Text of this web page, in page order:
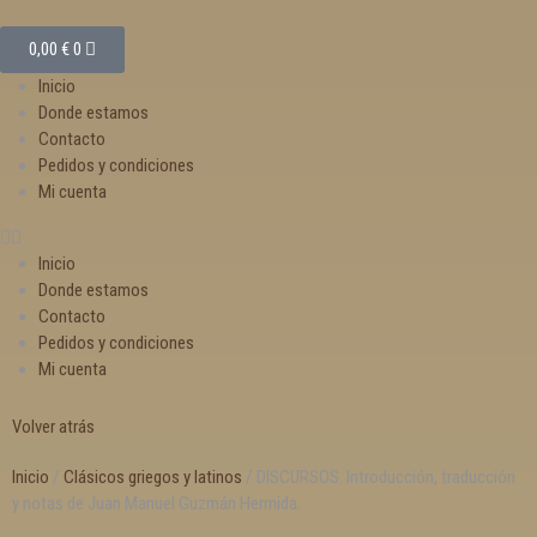
0,00 €0
Inicio
Donde estamos
Contacto
Pedidos y condiciones
Mi cuenta
Inicio
Donde estamos
Contacto
Pedidos y condiciones
Mi cuenta
Volver atrás
Inicio / Clásicos griegos y latinos / DISCURSOS. Introducción, traducción
y notas de Juan Manuel Guzmán Hermida.